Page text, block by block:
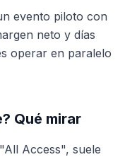
evento piloto con
neto y días
operar en paralelo
Qué mirar
Access", suele